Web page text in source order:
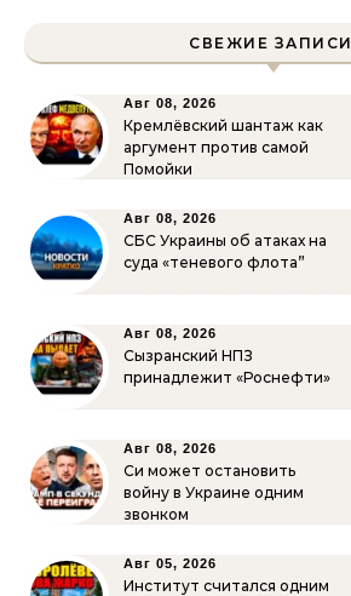
СВЕЖИЕ ЗАПИСИ
Авг 08, 2026
Кремлёвский шантаж как
аргумент против самой
Помойки
Авг 08, 2026
СБС Украины об атаках на
суда «теневого флота”
Авг 08, 2026
Сызранский НПЗ
принадлежит «Роснефти»
Авг 08, 2026
Си может остановить
войну в Украине одним
звонком
Авг 05, 2026
Институт считался одним